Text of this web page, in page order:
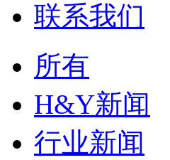
联系我们
所有
H&Y新闻
行业新闻